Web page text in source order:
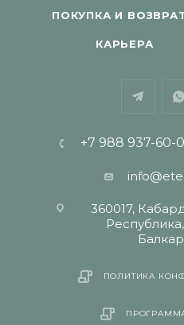
ПОКУПКА И
КАРЬЕРА
+7 988 937-60-
360017,
ПОЛИТИКА